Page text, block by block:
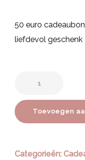
50 euro
liefdevol geschenk
Toevoegen
Categorieën: